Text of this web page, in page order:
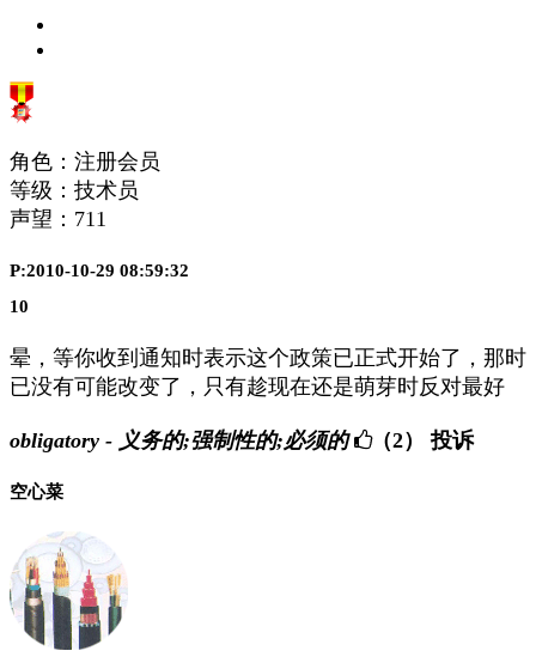
角色：注册会员
等级：技术员
声望： 711
P:2010-10-29 08:59:32
10
晕，等你收到通知时表示这个政策已正式开始了，那时
已没有可能改变了，只有趁现在还是萌芽时反对最好
obligatory - 义务的;强制性的;必须的 （2） 投诉
空心菜